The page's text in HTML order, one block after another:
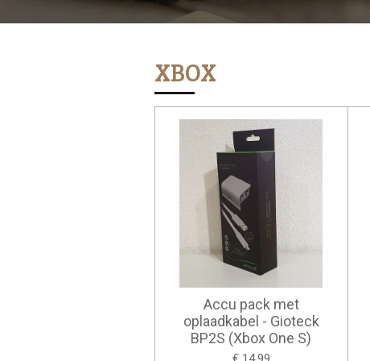
XBOX
Accu pack met
oplaadkabel - Gioteck
BP2S (Xbox One S)